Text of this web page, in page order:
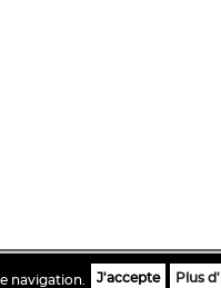
navigation. J'accepte Plus